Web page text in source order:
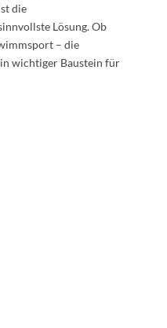
die
Lösung. Ob
– die
wichtiger Baustein für